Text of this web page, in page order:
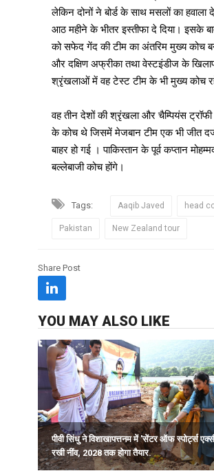
लेकिन दोनों ने बोर्ड के साथ मसलों का
आठ महीने के भीतर इस्तीफा दे दिया। इसके
को सफेद गेंद की टीम का अंतरिम मुख्य कोच
और दक्षिण अफ्रीका तथा वेस्टइंडीज के
श्रृंखलाओं में वह टेस्ट टीम के भी मुख्य कोच
वह तीन देशों की श्रृंखला और चैम्पियंस ट्रॉफी
के कोच थे जिसमें मेजबान टीम एक भी जीत
बाहर हो गई । पाकिस्तान के पूर्व कप्तान
बल्लेबाजी कोच होंगे।
Tags: Aaqib Javed head
Pakistan New Zealand tour
Share Post
YOU MAY ALSO LIKE
पीवी सिंधु ने विशाखापत्तनम में 'सेंटर ऑफ स्पोर्ट्स
रखी नींव, 2028 तक होगा तैयार.